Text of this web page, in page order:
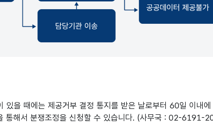
을 때에는 제공거부 결정 통지를 받은 날로부터 60일 이내에
통해서 분쟁조정을 신청할 수 있습니다. (사무국 : 02-6191-